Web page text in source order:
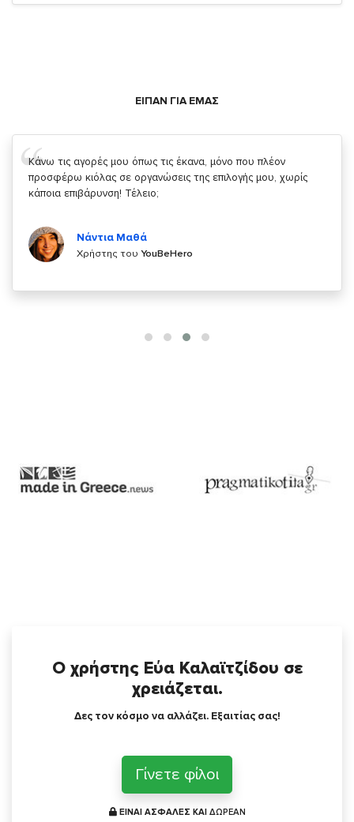
ΕΙΠΑΝ ΓΙΑ ΕΜΑΣ
Σας ευχαριστώ που μας δίνετε την δυνατότητα να κάνουμε
κάτι!
Χρήστης τουYouBeHero
Ο χρήστης Εύα Καλαϊτζίδου σε
χρειάζεται.
Δες τον κόσμο να αλλάζει. Εξαιτίας σας!
Γίνετε φίλοι
ΕΙΝΑΙ ΑΣΦΑΛΕΣ ΚΑΙ ΔΩΡΕΑΝ